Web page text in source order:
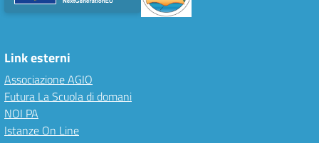
Link esterni
Associazione AGIO
Futura La Scuola di domani
NOI PA
Istanze On Line